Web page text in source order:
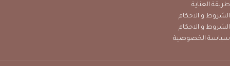
طريقة العناية
الشروط و الاحكام
الشروط و الاحكام
سياسة الخصوصية